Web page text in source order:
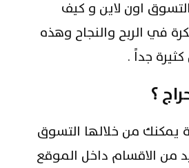
اون لاين و كيف
في الربح والنجاح وهذه
جداً .
؟
يمكنك من خلالها التسوق
من الاقسام داخل الموقع